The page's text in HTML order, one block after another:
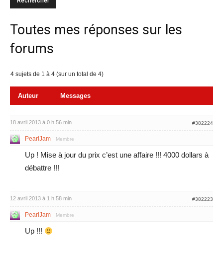
Toutes mes réponses sur les
forums
4 sujets de 1 à 4 (sur un total de 4)
Auteur Messages
18 avril 2013 à 0 h 56 min #382224
PearlJam Membre
Up ! Mise à jour du prix c’est une affaire !!! 4000 dollars à
débattre !!!
12 avril 2013 à 1 h 58 min #382223
PearlJam Membre
Up !!!